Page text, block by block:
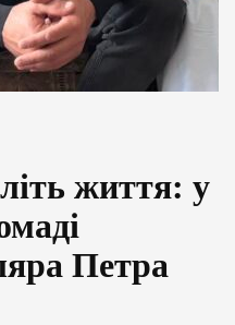
життя: у
Петра